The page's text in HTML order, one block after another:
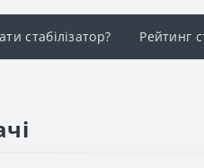
стабілізатор? Рейтинг